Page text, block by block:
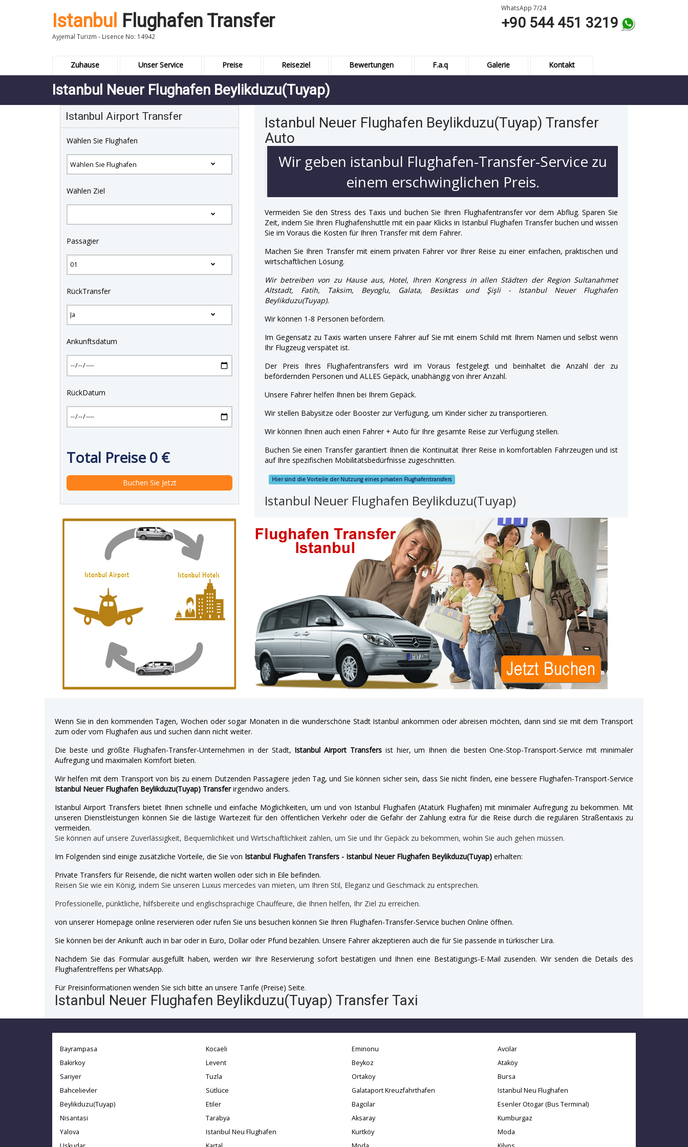
Istanbul Flughafen Transfer
Ayjemal Turizm - Lisence No: 14942
WhatsApp 7/24
+90 544 451 3219
Zuhause Unser Service Preise Reiseziel Bewertungen F.a.q Galerie Kontakt
Istanbul Neuer Flughafen Beylikduzu(Tuyap)
Istanbul Airport Transfer
Wählen Sie Flughafen
Wählen Ziel
Passagier
RückTransfer
Ankunftsdatum
RückDatum
Total Preise0 €
Istanbul Neuer Flughafen Beylikduzu(Tuyap) Transfer
Auto
Wir geben istanbul Flughafen-Transfer-Service zu
einem erschwinglichen Preis.
Vermeiden Sie den Stress des Taxis und buchen Sie Ihren Flughafentransfer vor dem Abflug. Sparen Sie
Zeit, indem Sie Ihren Flughafenshuttle mit ein paar Klicks in Istanbul Flughafen Transfer buchen und wissen
Sie im Voraus die Kosten für Ihren Transfer mit dem Fahrer.
Machen Sie Ihren Transfer mit einem privaten Fahrer vor Ihrer Reise zu einer einfachen, praktischen und
wirtschaftlichen Lösung.
Wir betreiben von zu Hause aus, Hotel, Ihren Kongress in allen Städten der Region Sultanahmet
Altstadt, Fatih, Taksim, Beyoglu, Galata, Besiktas und Şişli - Istanbul Neuer Flughafen
Beylikduzu(Tuyap).
Wir können 1-8 Personen befördern.
Im Gegensatz zu Taxis warten unsere Fahrer auf Sie mit einem Schild mit Ihrem Namen und selbst wenn
Ihr Flugzeug verspätet ist.
Der Preis Ihres Flughafentransfers wird im Voraus festgelegt und beinhaltet die Anzahl der zu
befördernden Personen und ALLES Gepäck, unabhängig von ihrer Anzahl.
Unsere Fahrer helfen Ihnen bei Ihrem Gepäck.
Wir stellen Babysitze oder Booster zur Verfügung, um Kinder sicher zu transportieren.
Wir können Ihnen auch einen Fahrer + Auto für Ihre gesamte Reise zur Verfügung stellen.
Buchen Sie einen Transfer garantiert Ihnen die Kontinuität Ihrer Reise in komfortablen Fahrzeugen und ist
auf Ihre spezifischen Mobilitätsbedürfnisse zugeschnitten.
Hier sind die Vorteile der Nutzung eines privaten Flughafentransfers
Istanbul Neuer Flughafen Beylikduzu(Tuyap)
Wenn Sie in den kommenden Tagen, Wochen oder sogar Monaten in die wunderschöne Stadt Istanbul ankommen oder abreisen möchten, dann sind sie mit dem Transport
zum oder vom Flughafen aus und suchen dann nicht weiter.
Die beste und größte Flughafen-Transfer-Unternehmen in der Stadt, Istanbul Airport Transfersist hier, um Ihnen die besten One-Stop-Transport-Service mit minimaler
Aufregung und maximalen Komfort bieten.
Wir helfen mit dem Transport von bis zu einem Dutzenden Passagiere jeden Tag, und Sie können sicher sein, dass Sie nicht finden, eine bessere Flughafen-Transport-Service
Istanbul Neuer Flughafen Beylikduzu(Tuyap) Transferirgendwo anders.
Istanbul Airport Transfers bietet Ihnen schnelle und einfache Möglichkeiten, um und von Istanbul Flughafen (Atatürk Flughafen) mit minimaler Aufregung zu bekommen. Mit
unseren Dienstleistungen können Sie die lästige Wartezeit für den öffentlichen Verkehr oder die Gefahr der Zahlung extra für die Reise durch die regulären Straßentaxis zu
vermeiden.
Sie können auf unsere Zuverlässigkeit, Bequemlichkeit und Wirtschaftlichkeit zählen, um Sie und Ihr Gepäck zu bekommen, wohin Sie auch gehen müssen.
Im Folgenden sind einige zusätzliche Vorteile, die Sie von Istanbul Flughafen Transfers - Istanbul Neuer Flughafen Beylikduzu(Tuyap) erhalten:
Private Transfers für Reisende, die nicht warten wollen oder sich in Eile befinden.
Reisen Sie wie ein König, indem Sie unseren Luxus mercedes van mieten, um Ihren Stil, Eleganz und Geschmack zu entsprechen.
Professionelle, pünktliche, hilfsbereite und englischsprachige Chauffeure, die Ihnen helfen, Ihr Ziel zu erreichen.
von unserer Homepage online reservieren oder rufen Sie uns besuchen können Sie Ihren Flughafen-Transfer-Service buchen Online öffnen.
Sie können bei der Ankunft auch in bar oder in Euro, Dollar oder Pfund bezahlen. Unsere Fahrer akzeptieren auch die für Sie passende in türkischer Lira.
Nachdem Sie das Formular ausgefüllt haben, werden wir Ihre Reservierung sofort bestätigen und Ihnen eine Bestätigungs-E-Mail zusenden. Wir senden die Details des
Flughafentreffens per WhatsApp.
Für Preisinformationen wenden Sie sich bitte an unsere Tarife (Preise) Seite.
Istanbul Neuer Flughafen Beylikduzu(Tuyap) Transfer Taxi
Bayrampasa
Bakirkoy
Sariyer
Bahcelievler
Beylikduzu(Tuyap)
Nisantasi
Yalova
Kocaeli
Levent
Tuzla
Sütlüce
Etiler
Tarabya
Istanbul Neu Flughafen
Eminonu
Beykoz
Ortakoy
Galataport Kreuzfahrthafen
Bagcilar
Aksaray
Kurtköy
Avcilar
Ataköy
Bursa
Istanbul Neu Flughafen
Esenler Otogar (Bus Terminal)
Kumburgaz
Moda